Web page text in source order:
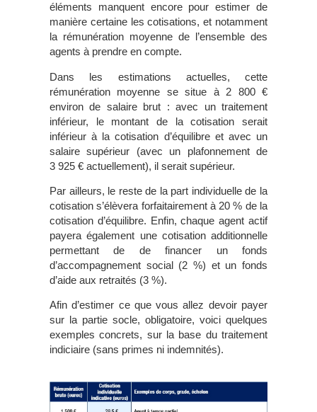
éléments manquent encore pour estimer de
manière certaine les cotisations, et notamment
la rémunération moyenne de l’ensemble des
agents à prendre en compte.
Dans les estimations actuelles, cette
rémunération moyenne se situe à 2 800 €
environ de salaire brut : avec un traitement
inférieur, le montant de la cotisation serait
inférieur à la cotisation d’équilibre et avec un
salaire supérieur (avec un plafonnement de
3 925 € actuellement), il serait supérieur.
Par ailleurs, le reste de la part individuelle de la
cotisation s’élèvera forfaitairement à 20 % de la
cotisation d’équilibre. Enfin, chaque agent actif
payera également une cotisation additionnelle
permettant de de financer un fonds
d’accompagnement social (2 %) et un fonds
d’aide aux retraités (3 %).
Afin d’estimer ce que vous allez devoir payer
sur la partie socle, obligatoire, voici quelques
exemples concrets, sur la base du traitement
indiciaire (sans primes ni indemnités).